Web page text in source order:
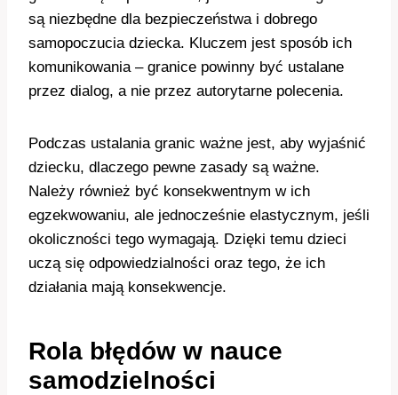
są niezbędne dla bezpieczeństwa i dobrego
samopoczucia dziecka. Kluczem jest sposób ich
komunikowania – granice powinny być ustalane
przez dialog, a nie przez autorytarne polecenia.
Podczas ustalania granic ważne jest, aby wyjaśnić
dziecku, dlaczego pewne zasady są ważne.
Należy również być konsekwentnym w ich
egzekwowaniu, ale jednocześnie elastycznym, jeśli
okoliczności tego wymagają. Dzięki temu dzieci
uczą się odpowiedzialności oraz tego, że ich
działania mają konsekwencje.
Rola błędów w nauce
samodzielności